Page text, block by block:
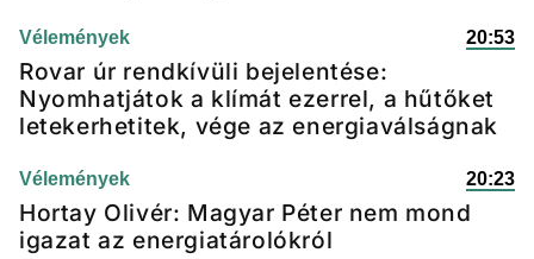
Vélemények 20:53
Rovar úr rendkívüli bejelentése:
Nyomhatjátok a klímát ezerrel, a hűtőket
letekerhetitek, vége az energiaválságnak
Vélemények 20:23
Hortay Olivér: Magyar Péter nem mond
igazat az energiatárolókról